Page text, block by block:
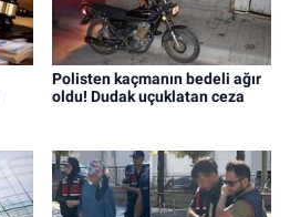
Polisten kaçmanın bedeli ağır
oldu! Dudak uçuklatan ceza